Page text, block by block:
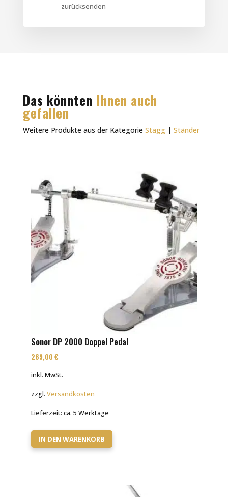
zurücksenden
Das könnten Ihnen auch
gefallen
Weitere Produkte aus der Kategorie Stagg| Ständer
Sonor DP 2000 Doppel Pedal
269,00 €
inkl. MwSt.
zzgl. Versandkosten
Lieferzeit: ca. 5 Werktage
IN DEN WARENKORB